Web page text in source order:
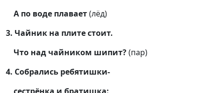
А по воде плавает(лёд)
3. Чайник на плите стоит.
Что над чайником шипит?(пар)
4. Собрались ребятишки-